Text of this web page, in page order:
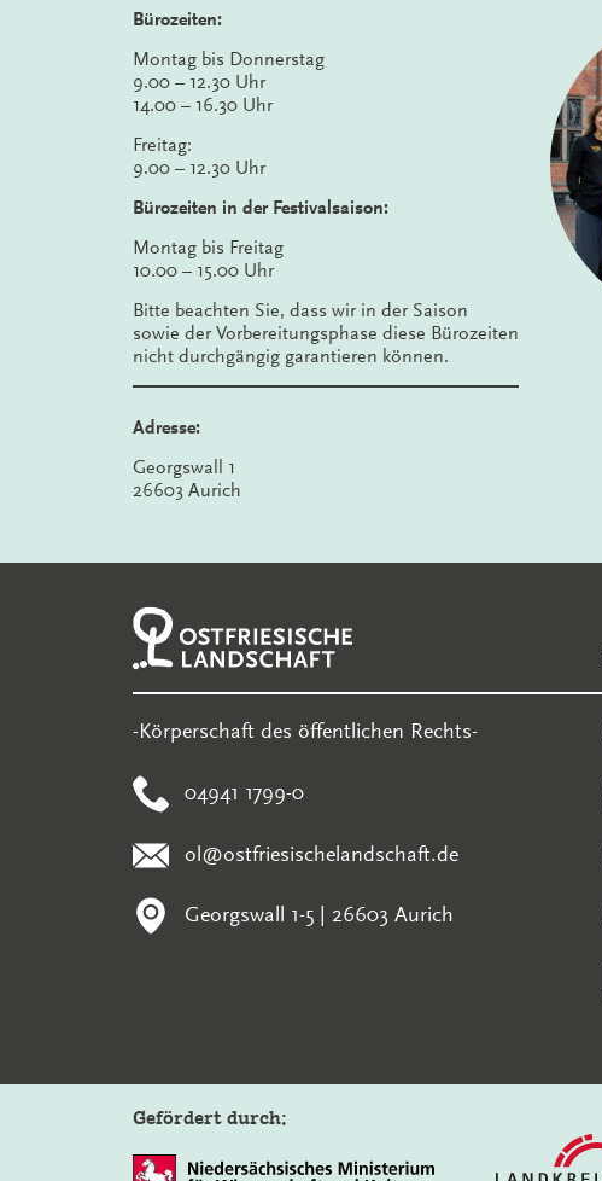
Bürozeiten:
Montag bis Donnerstag
9.00 – 12.30 Uhr
14.00 – 16.30 Uhr
Freitag:
9.00 – 12.30 Uhr
Bürozeiten in der Festivalsaison:
Montag bis Freitag
10.00 – 15.00 Uhr
Bitte beachten Sie, dass wir in der Saison
sowie der Vorbereitungsphase diese Bürozeiten
nicht durchgängig garantieren können.
Adresse:
Georgswall 1
26603 Aurich
-Körperschaft des öffentlichen Rechts-
04941 1799-0
ol@ostfriesischelandschaft.de
Georgswall 1-5 | 26603 Aurich
Gefördert durch: